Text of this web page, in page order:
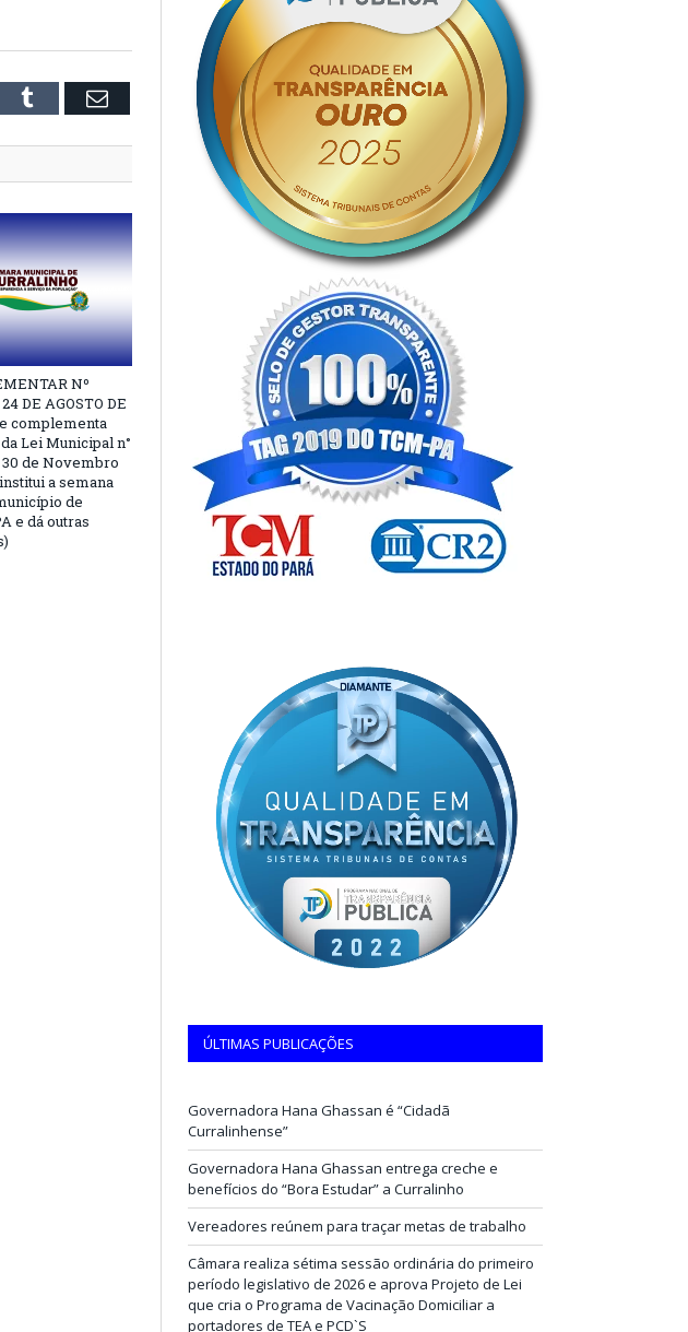
Tumblr Email
Nº
DE AGOSTO DE
complementa
Lei Municipal n°
30 de Novembro
a semana
de
e dá outras
ÚLTIMAS PUBLICAÇÕES
Governadora Hana Ghassan é “Cidadã
Curralinhense”
Governadora Hana Ghassan entrega creche e
benefícios do “Bora Estudar” a Curralinho
Vereadores reúnem para traçar metas de trabalho
Câmara realiza sétima sessão ordinária do primeiro
período legislativo de 2026 e aprova Projeto de Lei
que cria o Programa de Vacinação Domiciliar a
portadores de TEA e PCD`S